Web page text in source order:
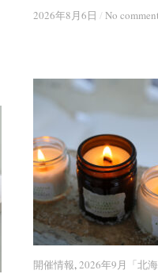
2026年8月6日 / No
2026年8月6日 / No
開催情報,2026年9月「北
開催情報 2026年9月「北